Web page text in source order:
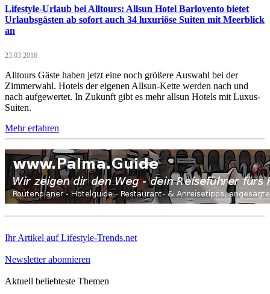
Lifestyle-Urlaub bei Alltours: Allsun Hotel Barlovento bietet
Urlaubsgästen ab sofort auch 34 luxuriöse Suiten mit Meerblick
an
23.03.2016
Alltours Gäste haben jetzt eine noch größere Auswahl bei der
Zimmerwahl. Hotels der eigenen Allsun-Kette werden nach und
nach aufgewertet. In Zukunft gibt es mehr allsun Hotels mit Luxus-
Suiten.
Mehr erfahren
Ihr Artikel auf Lifestyle-Trends.net
Newsletter abonnieren
Aktuell beliebteste Themen